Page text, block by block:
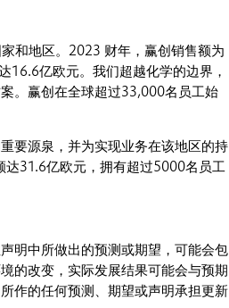
和地区。2023 财年，赢创销售额为
16.6亿欧元。我们超越化学的边界，
。赢创在全球超过33,000名员工始
要源泉，并为实现业务在该地区的持
31.6亿欧元，拥有超过5000名员工
明中所做出的预测或期望，可能会包
的改变，实际发展结果可能会与预期
作的任何预测、期望或声明承担更新